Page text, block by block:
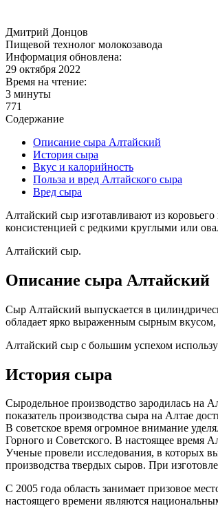
Дмитрий Донцов
Пищевой технолог молокозавода
Информация обновлена:
29 октября 2022
Время на чтение:
3 минуты
771
Содержание
Описание сыра Алтайский
История сыра
Вкус и калорийность
Польза и вред Алтайского сыра
Вред сыра
Алтайский сыр изготавливают из
консистенцией с редкими круглыми или
Алтайский сыр.
Описание сыра Алтайский
Сыр Алтайский выпускается в
обладает ярко выраженным сырным вкусом,
Алтайский сыр с большим успехом
История сыра
Сыродельное производство зародилась на
показатель производства сыра на Алтае
В советское время огромное внимание
Горного и Советского. В настоящее время
Ученые провели исследования, в которых
производства твердых сыров. При
С 2005 года область занимает призовое
настоящего времени являются